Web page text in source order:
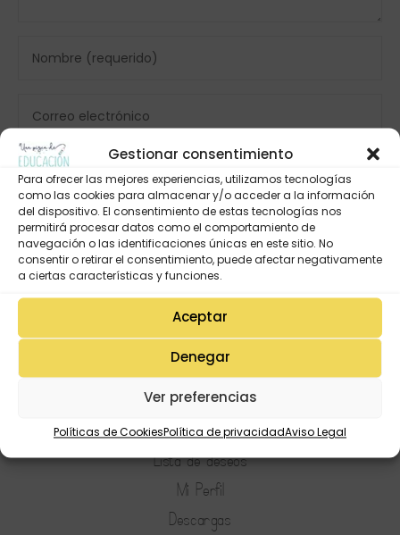
Gestionar consentimiento
Para ofrecer las mejores experiencias, utilizamos tecnologías
como las cookies para almacenar y/o acceder a la información
del dispositivo. El consentimiento de estas tecnologías nos
permitirá procesar datos como el comportamiento de
navegación o las identificaciones únicas en este sitio. No
consentir o retirar el consentimiento, puede afectar negativamente
a ciertas características y funciones.
Aceptar
Denegar
Ver preferencias
Políticas de CookiesPolítica de privacidadAviso Legal
Mi Cuenta
Lista de deseos
Mi Perfil
Descargas